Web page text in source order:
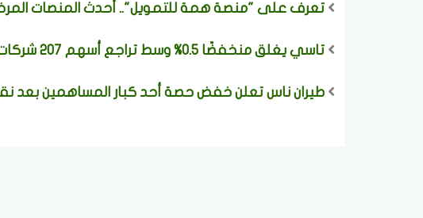
تعرف على "منصة همة للتمويل".. أحدث المنصات
تاسي يغلق منخفضًا 0.5% وسط تراجع أسهم 207 شركات والقيمة المتداولة 2.72 مليار ريال
طيران ناس تعلن خفض حصة أحد كبار المساهمين بعد